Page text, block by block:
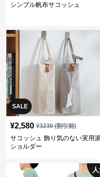
シンプル帆布サコッシュ
SALE
¥2,580 ¥3230(割引前)
サコッシュ 飾り気のない実用派
ショルダー